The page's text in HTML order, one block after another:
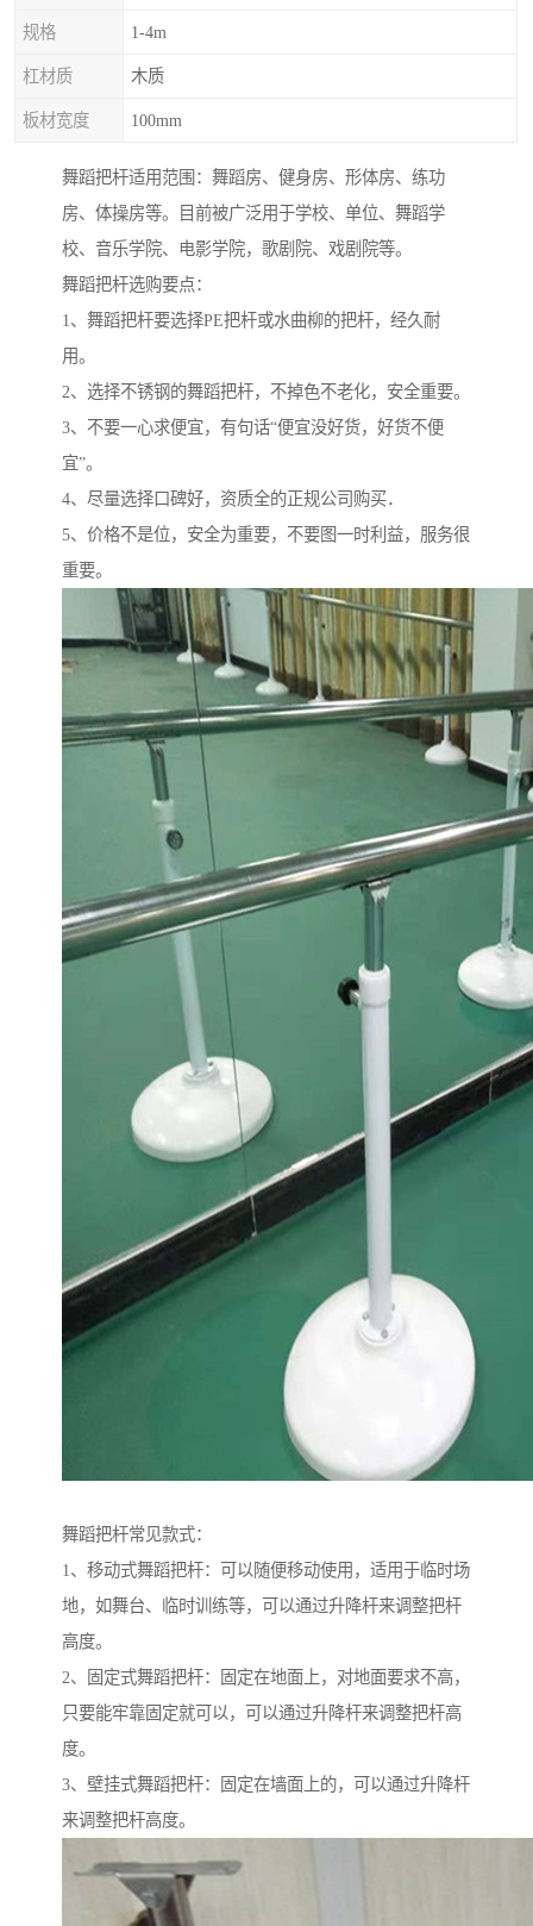
规格 1-4m
杠材质 木质
板材宽度 100mm
舞蹈把杆适用范围：舞蹈房、健身房、形体房、练功
房、体操房等。目前被广泛用于学校、单位、舞蹈学
校、音乐学院、电影学院，歌剧院、戏剧院等。
舞蹈把杆选购要点：
1、舞蹈把杆要选择PE把杆或水曲柳的把杆，经久耐
用。
2、选择不锈钢的舞蹈把杆，不掉色不老化，安全重要。
3、不要一心求便宜，有句话“便宜没好货，好货不便
宜”。
4、尽量选择口碑好，资质全的正规公司购买．
5、价格不是位，安全为重要，不要图一时利益，服务很
重要。
舞蹈把杆常见款式：
1、移动式舞蹈把杆：可以随便移动使用，适用于临时场
地，如舞台、临时训练等，可以通过升降杆来调整把杆
高度。
2、固定式舞蹈把杆：固定在地面上，对地面要求不高，
只要能牢靠固定就可以，可以通过升降杆来调整把杆高
度。
3、壁挂式舞蹈把杆：固定在墙面上的，可以通过升降杆
来调整把杆高度。